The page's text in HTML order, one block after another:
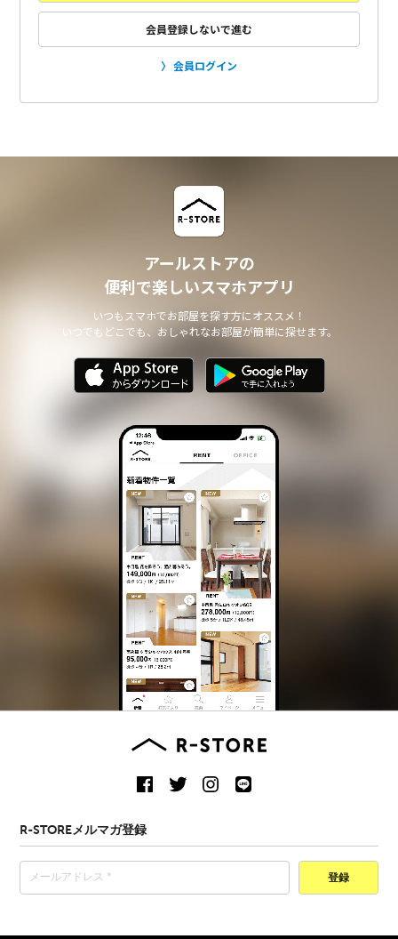
会員登録しないで進む
会員ログイン
アールストアの
便利で楽しいスマホアプリ
いつもスマホでお部屋を探す方にオススメ！
いつでもどこでも、おしゃれなお部屋が簡単に探せます。
R-STOREメルマガ登録
登録